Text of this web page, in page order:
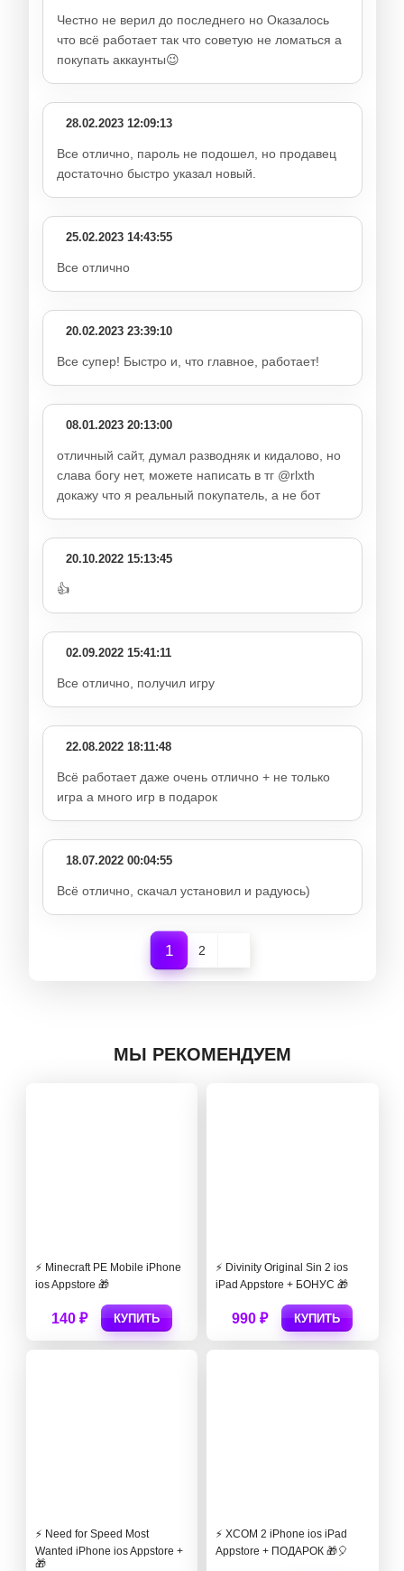
Честно не верил до последнего но Оказалось
что всё работает так что советую не ломаться а
покупать аккаунты😉
28.02.2023 12:09:13
Все отлично, пароль не подошел, но продавец
достаточно быстро указал новый.
25.02.2023 14:43:55
Все отлично
20.02.2023 23:39:10
Все супер! Быстро и, что главное, работает!
08.01.2023 20:13:00
отличный сайт, думал разводняк и кидалово, но
слава богу нет, можете написать в тг @rlxth
докажу что я реальный покупатель, а не бот
20.10.2022 15:13:45
👍
02.09.2022 15:41:11
Все отлично, получил игру
22.08.2022 18:11:48
Всё работает даже очень отлично + не только
игра а много игр в подарок
18.07.2022 00:04:55
Всё отлично, скачал установил и радуюсь)
1 2
МЫ РЕКОМЕНДУЕМ
⚡️ Minecraft PE Mobile iPhone
ios Appstore 🎁
140 ₽ КУПИТЬ
⚡️ Divinity Original Sin 2 ios
iPad Appstore + БОНУС 🎁
990 ₽ КУПИТЬ
⚡️ Need for Speed Most
Wanted iPhone ios Appstore +
🎁
⚡️ XCOM 2 iPhone ios iPad
Appstore + ПОДАРОК 🎁🎈